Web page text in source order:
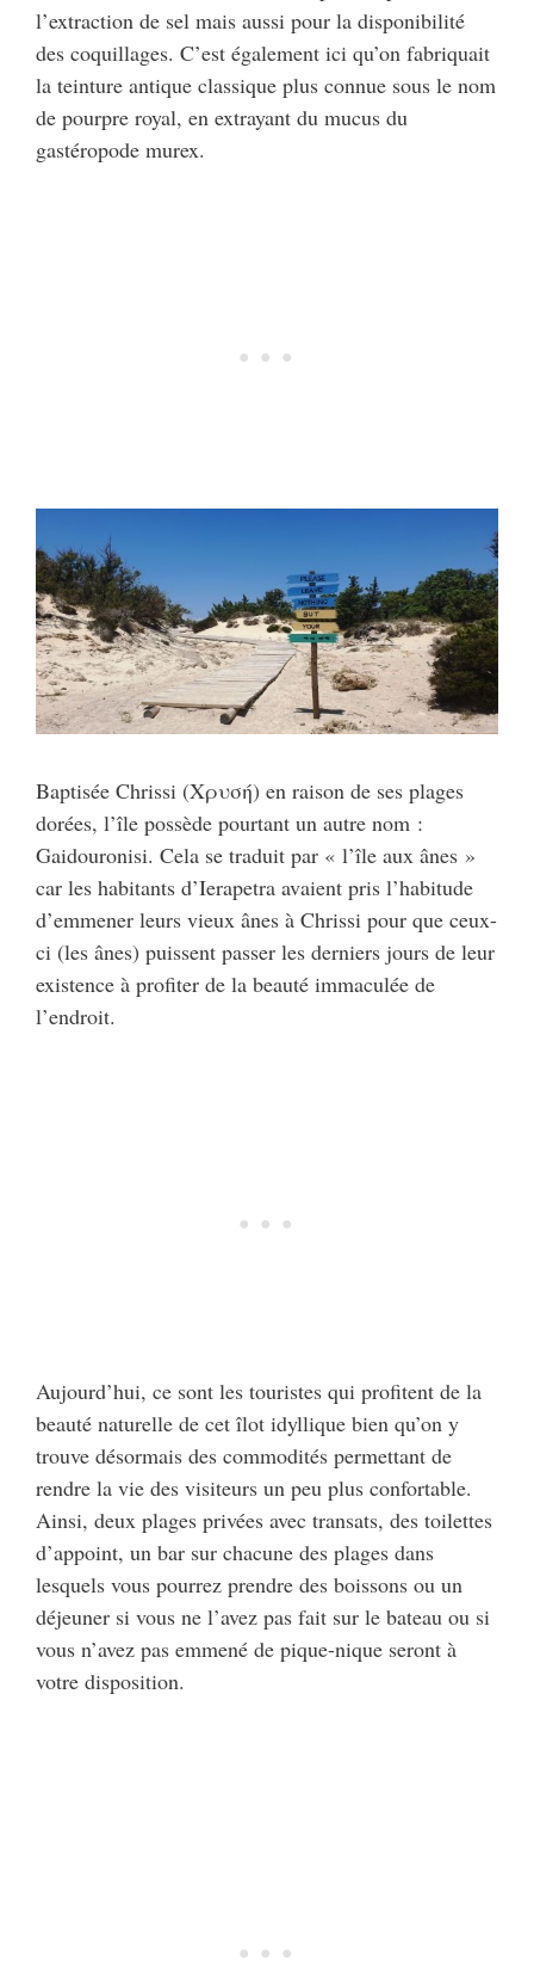
l’extraction de sel mais aussi pour la disponibilité
des coquillages. C’est également ici qu’on fabriquait
la teinture antique classique plus connue sous le nom
de pourpre royal, en extrayant du mucus du
gastéropode murex.
Baptisée Chrissi (Χρυσή) en raison de ses plages
dorées, l’île possède pourtant un autre nom :
Gaidouronisi. Cela se traduit par « l’île aux ânes »
car les habitants d’Ierapetra avaient pris l’habitude
d’emmener leurs vieux ânes à Chrissi pour que ceux-
ci (les ânes) puissent passer les derniers jours de leur
existence à profiter de la beauté immaculée de
l’endroit.
Aujourd’hui, ce sont les touristes qui profitent de la
beauté naturelle de cet îlot idyllique bien qu’on y
trouve désormais des commodités permettant de
rendre la vie des visiteurs un peu plus confortable.
Ainsi, deux plages privées avec transats, des toilettes
d’appoint, un bar sur chacune des plages dans
lesquels vous pourrez prendre des boissons ou un
déjeuner si vous ne l’avez pas fait sur le bateau ou si
vous n’avez pas emmené de pique-nique seront à
votre disposition.